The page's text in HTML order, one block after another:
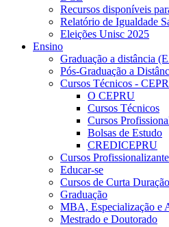
Recursos disponíveis
Relatório de Igualdade
Eleições Unisc 2025
Ensino
Graduação a distância
Pós-Graduação a
Cursos Técnicos -
O CEPRU
Cursos Técnicos
Cursos
Bolsas de Estudo
CREDICEPRU
Cursos
Educar-se
Cursos de Curta Duração
Graduação
MBA, Especialização e
Mestrado e Doutorado